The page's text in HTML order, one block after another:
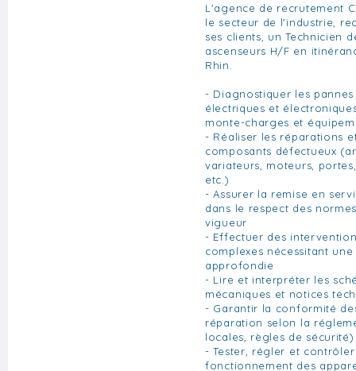
L'agence de recrutement
le secteur de l'industrie,
ses clients, un Technicien
ascenseurs H/F en
Rhin.
- Diagnostiquer les
électriques et
monte-charges et
- Réaliser les réparations
composants défectueux
variateurs, moteurs,
etc.)
- Assurer la remise en
dans le respect des
vigueur
- Effectuer des
complexes nécessitant
approfondie
- Lire et interpréter les
mécaniques et notices
- Garantir la conformité
réparation selon la
locales, règles de sécurité)
- Tester, régler et
fonctionnement des